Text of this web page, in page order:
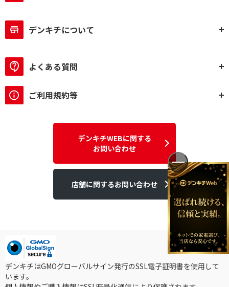
デンキチについて
よくある質問
ご利用規約等
デンキチWEBに関する
お問い合わせ
店舗に関するお問い合わせ
デンキチはGMOグローバルサイン発行のSSL電子証明書を使用して
います。